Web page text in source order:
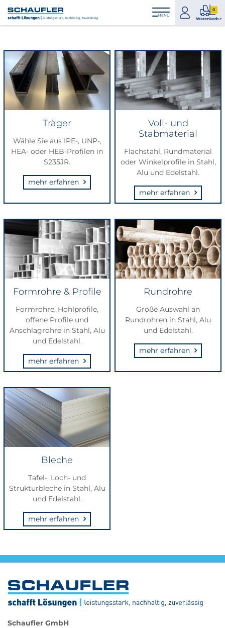
Inhalt
Hauptnavigation
Footernavigation
Logo
Schaufler
zur
Startseite
MENÜ
zum
Konto
0
Warenkorb >
0
Träger
Wähle Sie aus IPE-, UNP-,
HEA- oder HEB-Profilen in
S235JR.
mehr erfahren
Voll- und
Stabmaterial
Flachstahl, Rundmaterial
oder Winkelprofile in Stahl,
Alu und Edelstahl.
mehr erfahren
Formrohre & Profile
Formrohre, Hohlprofile,
offene Profile und
Anschlagrohre in Stahl, Alu
und Edelstahl.
mehr erfahren
Rundrohre
Große Auswahl an
Rundrohren in Stahl, Alu
und Edelstahl.
mehr erfahren
Bleche
Tafel-, Loch- und
Strukturbleche in Stahl, Alu
und Edelstahl.
mehr erfahren
Schaufler GmbH